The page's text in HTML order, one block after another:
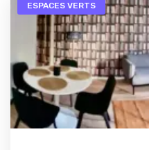
ESPACES VERTS